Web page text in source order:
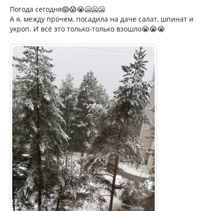
Погода сегодня😱😱😭🥶🥶🥶
А я, между прочем, посадила на даче салат, шпинат и
укроп. И всё это только-только взошло😭😭😭